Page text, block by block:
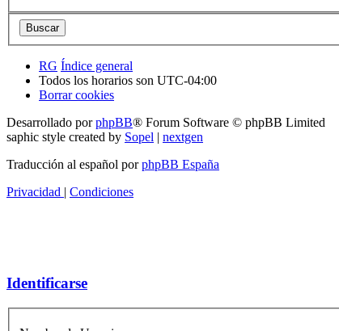
RG Índice general
Todos los horarios son UTC-04:00
Borrar cookies
Desarrollado porphpBB® Forum Software © phpBB Limited
saphic style created by Sopel | nextgen
Traducción al español porphpBB España
Privacidad | Condiciones
Identificarse